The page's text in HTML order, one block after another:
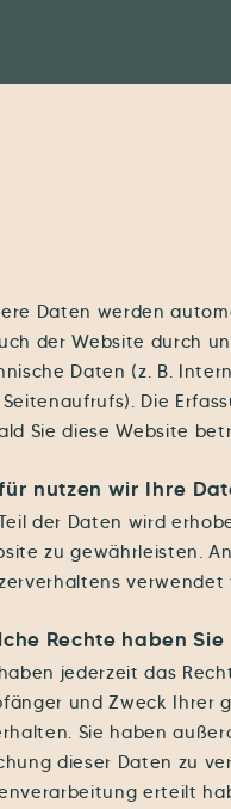
Daten werden
der Website durch
Daten (z. B.
Die
Sie diese Website
nutzen wir Ihre
der Daten wird
zu gewährleisten.
verwendet
Rechte haben
jederzeit das
und Zweck Ihrer
Sie haben
dieser Daten zu
erteilt